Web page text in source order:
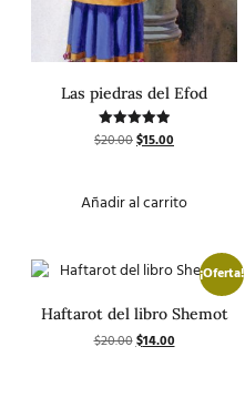
Las piedras del Efod
Valorado
con
$20.00$15.00
Añadir al carrito
¡Oferta!
Haftarot del libro Shemot
$20.00$14.00